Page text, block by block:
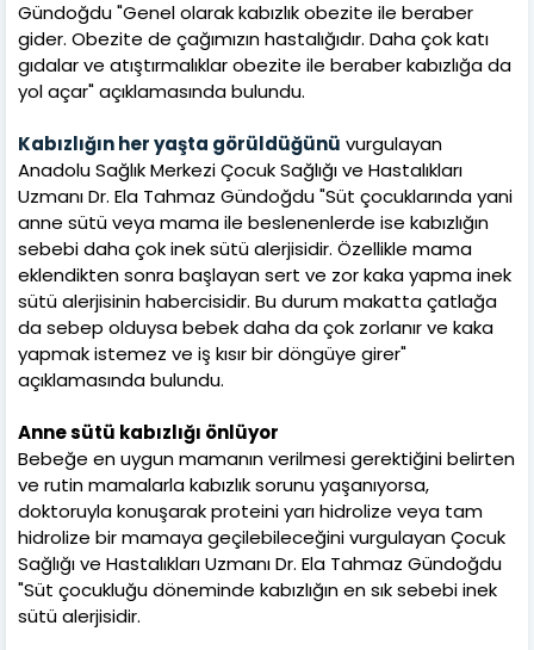
Gündoğdu "Genel olarak kabızlık obezite ile beraber
gider. Obezite de çağımızın hastalığıdır. Daha çok katı
gıdalar ve atıştırmalıklar obezite ile beraber kabızlığa da
yol açar" açıklamasında bulundu.
Kabızlığın her yaşta görüldüğünü vurgulayan
Anadolu Sağlık Merkezi Çocuk Sağlığı ve Hastalıkları
Uzmanı Dr. Ela Tahmaz Gündoğdu "Süt çocuklarında yani
anne sütü veya mama ile beslenenlerde ise kabızlığın
sebebi daha çok inek sütü alerjisidir. Özellikle mama
eklendikten sonra başlayan sert ve zor kaka yapma inek
sütü alerjisinin habercisidir. Bu durum makatta çatlağa
da sebep olduysa bebek daha da çok zorlanır ve kaka
yapmak istemez ve iş kısır bir döngüye girer"
açıklamasında bulundu.
Anne sütü kabızlığı önlüyor
Bebeğe en uygun mamanın verilmesi gerektiğini belirten
ve rutin mamalarla kabızlık sorunu yaşanıyorsa,
doktoruyla konuşarak proteini yarı hidrolize veya tam
hidrolize bir mamaya geçilebileceğini vurgulayan Çocuk
Sağlığı ve Hastalıkları Uzmanı Dr. Ela Tahmaz Gündoğdu
"Süt çocukluğu döneminde kabızlığın en sık sebebi inek
sütü alerjisidir.